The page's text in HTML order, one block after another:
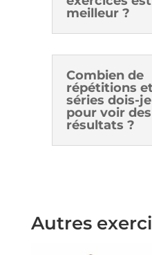
meilleur ?
Combien de
répétitions
séries dois-
pour voir des
résultats ?
Autres